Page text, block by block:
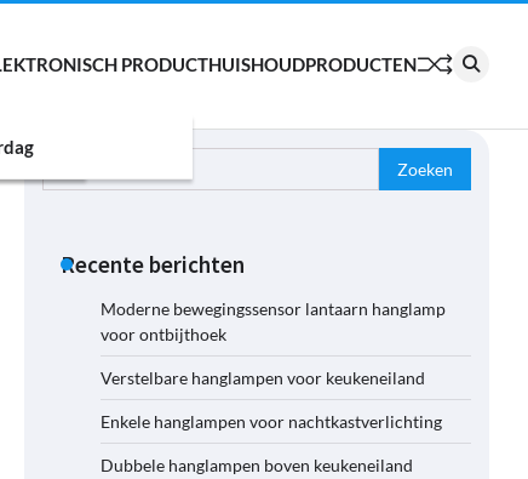
PRODUCTHUISHOUDPRODUCTEN
naar:
Recente berichten
Moderne bewegingssensor lantaarn hanglamp
voor ontbijthoek
Verstelbare hanglampen voor keukeneiland
Enkele hanglampen voor nachtkastverlichting
Dubbele hanglampen boven keukeneiland